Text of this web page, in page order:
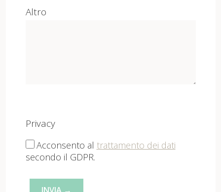
Altro
Privacy
Acconsento al trattamento dei dati
secondo il GDPR.